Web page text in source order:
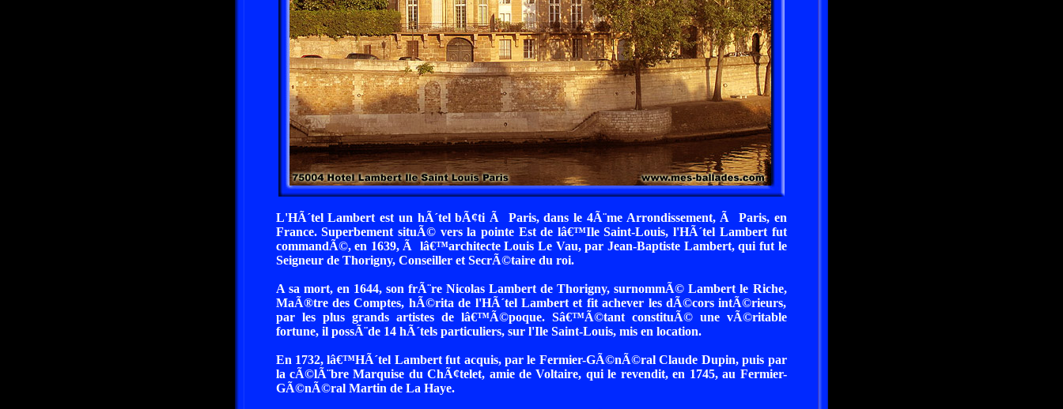
L'HÃ´tel Lambert est un hÃ´tel bÃ¢ti Ã Paris, dans le 4Ã¨me Arrondissement, Ã Paris, en
France. Superbement situÃ© vers la pointe Est de lâ€™Ile Saint-Louis, l'HÃ´tel Lambert fut
commandÃ©, en 1639, Ã lâ€™architecte Louis Le Vau, par Jean-Baptiste Lambert, qui fut le
Seigneur de Thorigny, Conseiller et SecrÃ©taire du roi.
A sa mort, en 1644, son frÃ¨re Nicolas Lambert de Thorigny, surnommÃ© Lambert le Riche,
MaÃ®tre des Comptes, hÃ©rita de l'HÃ´tel Lambert et fit achever les dÃ©cors intÃ©rieurs,
par les plus grands artistes de lâ€™Ã©poque. Sâ€™Ã©tant constituÃ© une vÃ©ritable
fortune, il possÃ¨de 14 hÃ´tels particuliers, sur l'Ile Saint-Louis, mis en location.
En 1732, lâ€™HÃ´tel Lambert fut acquis, par le Fermier-GÃ©nÃ©ral Claude Dupin, puis par
la cÃ©lÃ¨bre Marquise du ChÃ¢telet, amie de Voltaire, qui le revendit, en 1745, au Fermier-
GÃ©nÃ©ral Martin de La Haye.